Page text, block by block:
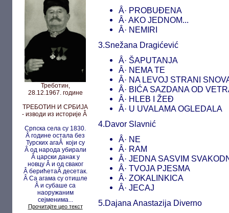
Треботин,
28.12.1967. године
ТРЕБОТИН И СРБИЈА
- изводи из историје Â
Српска села су 1830.
Â године остала без
Турских агаÂ који су
Â од народа убирали
Â царски данак у
новцу Â и од сваког
Â берићетаÂ десетак.
Â Са агама су отишле
Â и субаше са
наоружаним
сејменима...
Прочитајте цео текст
Â· PROBUĐENA
Â· AKO JEDNOM...
Â· NEMIRI
3.Snežana Dragićević
Â· ŠAPUTANJA
Â· NEMA TE
Â· NA LEVOJ STRANI
Â· BIĆA SAZDANA OD
Â· HLEB I ŽEĐ
Â· U UVALAMA OGLEDALA
4.Davor Slavnić
Â· NE
Â· RAM
Â· JEDNA SASVIM
Â· TVOJA PJESMA
Â· ZOKALINKICA
Â· JECAJ
5.Dajana Anastazija Diverno